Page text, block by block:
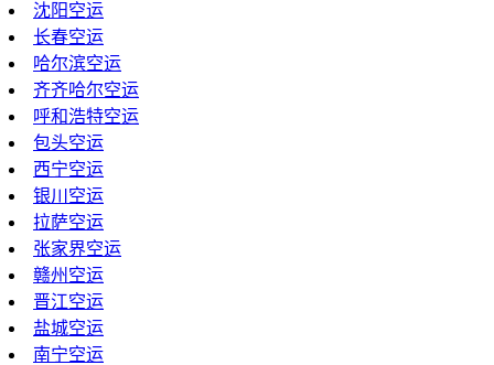
沈阳空运
长春空运
哈尔滨空运
齐齐哈尔空运
呼和浩特空运
包头空运
西宁空运
银川空运
拉萨空运
张家界空运
赣州空运
晋江空运
盐城空运
南宁空运